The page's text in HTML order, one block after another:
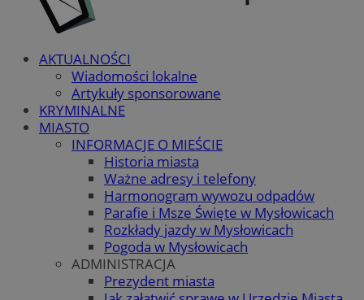
AKTUALNOŚCI
Wiadomości lokalne
Artykuły sponsorowane
KRYMINALNE
MIASTO
INFORMACJE O MIEŚCIE
Historia miasta
Ważne adresy i telefony
Harmonogram wywozu odpadów
Parafie i Msze Święte w Mysłowicach
Rozkłady jazdy w Mysłowicach
Pogoda w Mysłowicach
ADMINISTRACJA
Prezydent miasta